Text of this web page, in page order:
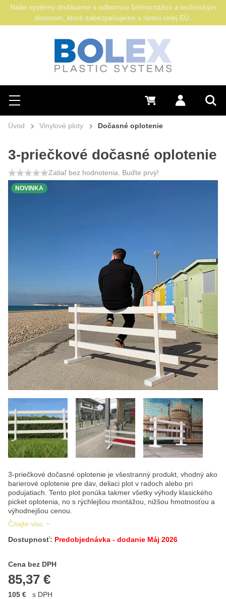
Hľadať
Menu Prihlásiť sa
0 €
Naše systémy dodávame s odbornou šéfmontážou a technickým
dozorom, ktoré zabezpečujeme v rámci celej EÚ.
Úvod Vinylové ploty Dočasné oplotenie
3-priečkové dočasné oplotenie
3-priečkové dočasné oplotenie je všestranný produkt, vhodný ako
barierové oplotenie pre dav, deliaci plot v radoch alebo pri
podujatiach. Tento plot ponúka takmer všetky výhody klasického
picket oplotenia, no s rýchlejšou montážou, nižšou hmotnosťou a
výhodnejšou cenou.
Čítajte viac
Zatiaľ bez hodnotenia. Buďte prvý!
NOVINKA
Dostupnosť: Predobjednávka - dodanie Máj 2026
Cena bez DPH
85,37 €
Cena s DPH
105 € s DPH